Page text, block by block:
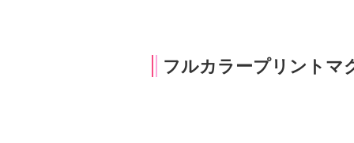
フルカラープリントマ